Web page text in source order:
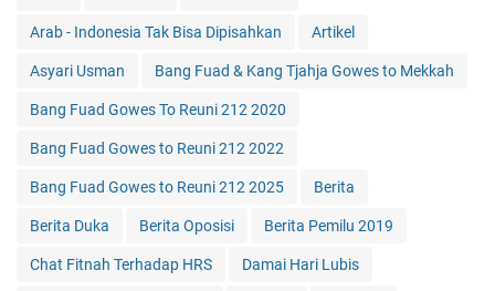
Arab - Indonesia Tak Bisa Dipisahkan Artikel
Asyari Usman Bang Fuad & Kang Tjahja Gowes to Mekkah
Bang Fuad Gowes To Reuni 212 2020
Bang Fuad Gowes to Reuni 212 2022
Bang Fuad Gowes to Reuni 212 2025 Berita
Berita Duka Berita Oposisi Berita Pemilu 2019
Chat Fitnah Terhadap HRS Damai Hari Lubis